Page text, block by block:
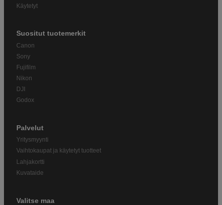
Käytetyt
Suositut tuotemerkit
Canon
Sony
Fujifilm
Nikon
DJI
Godox
Palvelut
Yritysmyynti
Vaihtokaupat ja käytetyt tuotteet
Lahjakortti
Kuvataide
Valitse maa